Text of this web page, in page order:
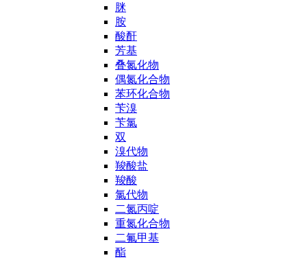
脒
胺
酸酐
芳基
叠氮化物
偶氮化合物
苯环化合物
苄溴
苄氯
双
溴代物
羧酸盐
羧酸
氯代物
二氮丙啶
重氮化合物
二氟甲基
酯